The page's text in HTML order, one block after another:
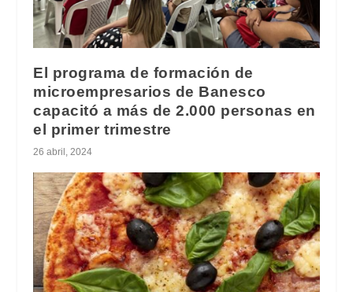
El programa de formación de
microempresarios de Banesco
capacitó a más de 2.000 personas en
el primer trimestre
26 abril, 2024